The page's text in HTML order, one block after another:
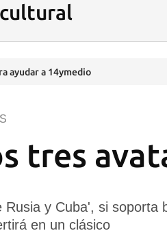
ayudar a 14ymedio
tres
Rusia y Cuba', si soporta
en un clásico